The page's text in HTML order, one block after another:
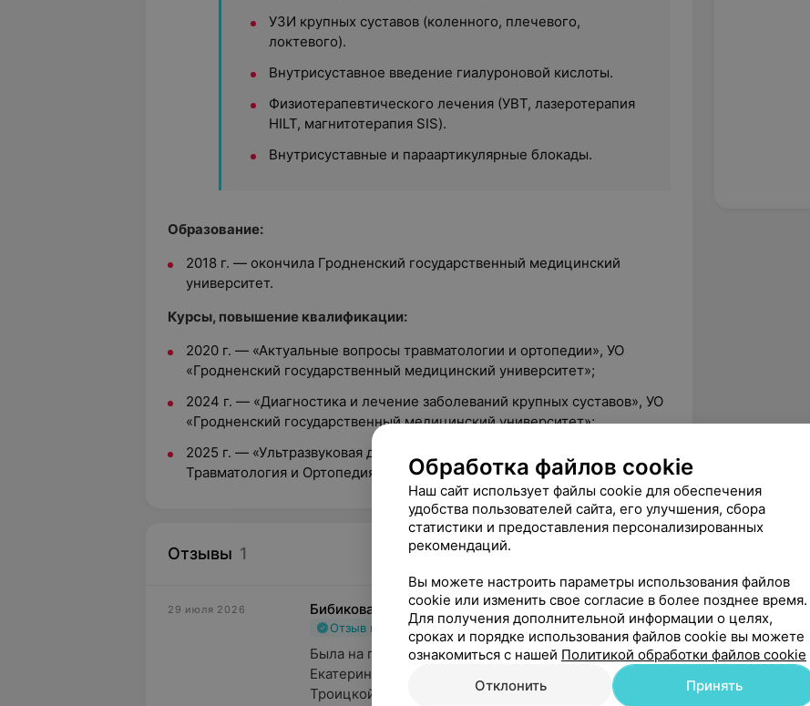
УЗИ крупных суставов (коленного, плечевого,
локтевого).
Внутрисуставное введение гиалуроновой кислоты.
Физиотерапевтического лечения (УВТ, лазеротерапия
HILT, магнитотерапия SIS).
Внутрисуставные и параартикулярные блокады.
Образование:
2018 г. — окончила Гродненский государственный медицинский
университет.
Курсы, повышение квалификации:
2020 г. — «Актуальные вопросы травматологии и ортопедии», УО
«Гродненский государственный медицинский университет»;
2024 г. — «Диагностика и лечение заболеваний крупных суставов», УО
«Гродненский государственный медицинский университет»;
2025 г. — «Ультразвуковая диагностика в специальности
Травматология и Ортопедия», г. Минск.
Отзывы 1 5.0 ЛОДЭ, ул. Б.Троицкая, 51
29 июля 2026 Бибикова Алла
Отзыв подтвержден Рекомендую
Была на приеме у иммунолога- аллерголога Котовой
Екатерины Владимировны в "Лоде" Гродно на
Троицкой. Очень довольна прие...
Обработка файлов cookie
Наш сайт использует файлы cookie для обеспечения
удобства пользователей сайта, его улучшения, сбора
статистики и предоставления персонализированных
рекомендаций.
Вы можете настроить параметры использования файлов
cookie или изменить свое согласие в более позднее время.
Для получения дополнительной информации о целях,
сроках и порядке использования файлов cookie вы можете
ознакомиться с нашей Политикой обработки файлов cookie
Отклонить
Принять